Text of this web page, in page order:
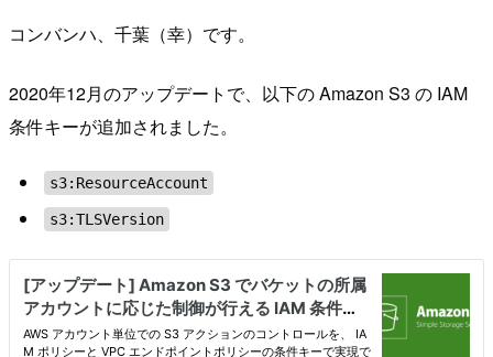
コンバンハ、千葉（幸）です。
2020年12月のアップデートで、以下の Amazon S3 の IAM
条件キーが追加されました。
s3:ResourceAccount
s3:TLSVersion